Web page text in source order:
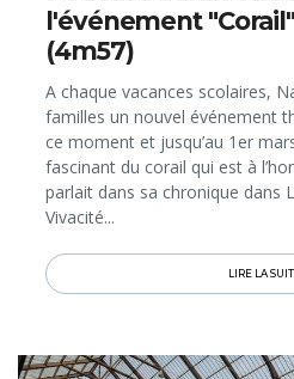
l'événement
(4m57)
A chaque vacances scolaires,
familles un nouvel événement
ce moment et jusqu’au 1er
fascinant du corail qui est à
parlait dans sa chronique dans
Vivacité...
LIRE LA